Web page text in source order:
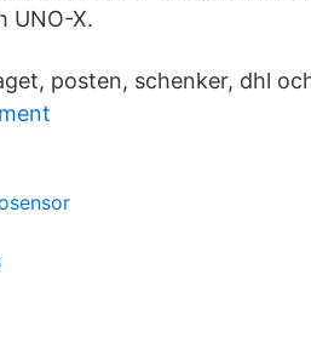
UNO-X.
posten, schenker, dhl